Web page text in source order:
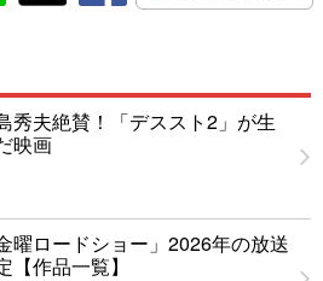
秀夫絶賛！「デススト2」が生
映画
曜ロードショー」2026年の放送
【作品一覧】